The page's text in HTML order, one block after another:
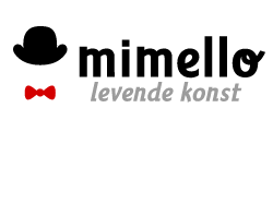
to
content